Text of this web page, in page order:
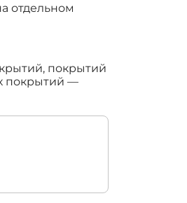
отдельном
покрытий
покрытий —